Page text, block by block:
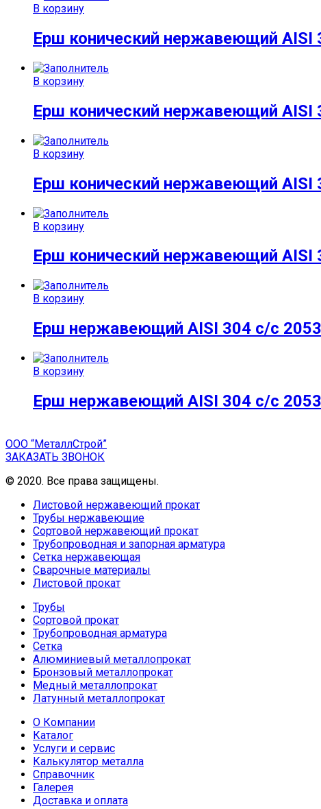
В корзину
Ерш конический нержавеющий AISI
В корзину
Ерш конический нержавеющий AISI
В корзину
Ерш конический нержавеющий AISI
В корзину
Ерш конический нержавеющий AISI
В корзину
Ерш нержавеющий AISI 304 с/с
В корзину
Ерш нержавеющий AISI 304 с/с
ООО “МеталлСтрой”
ЗАКАЗАТЬ ЗВОНОК
© 2020. Все права защищены.
Листовой нержавеющий прокат
Трубы нержавеющие
Сортовой нержавеющий прокат
Трубопроводная и запорная арматура
Сетка нержавеющая
Сварочные материалы
Листовой прокат
Трубы
Сортовой прокат
Трубопроводная арматура
Сетка
Алюминиевый металлопрокат
Бронзовый металлопрокат
Медный металлопрокат
Латунный металлопрокат
О Компании
Каталог
Услуги и сервис
Калькулятор металла
Справочник
Галерея
Доставка и оплата